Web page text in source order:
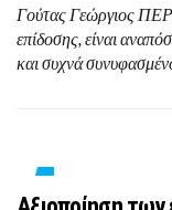
Γούτας Γεώργιος
επίδοσης, είναι
και συχνά